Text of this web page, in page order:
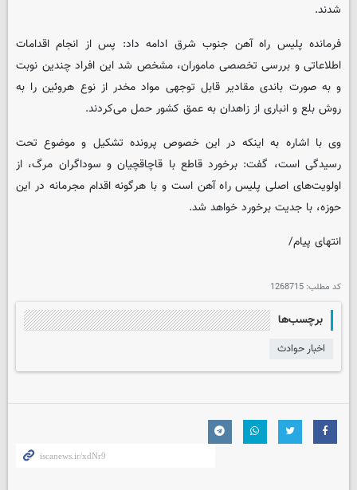
شدند.
فرمانده پلیس راه آهن جنوب شرق ادامه داد: پس از انجام اقدامات
اطلاعاتی و بررسی تخصصی ماموران، مشخص شد این افراد چندین نوبت
و به صورت باندی مقادیر قابل توجهی مواد مخدر از نوع هروئین را به
روش بلع و انباری از زاهدان به عمق کشور حمل می‌کردند.
وی با اشاره به اینکه در این خصوص پرونده تشکیل و موضوع تحت
رسیدگی است، گفت: برخورد قاطع با قاچاقچیان و سوداگران مرگ، از
اولویت‌های اصلی پلیس راه آهن است و با هرگونه اقدام مجرمانه در این
حوزه، با جدیت برخورد خواهد شد.
انتهای پیام/
کد مطلب: 1268715
برچسب‌ها
اخبار حوادث